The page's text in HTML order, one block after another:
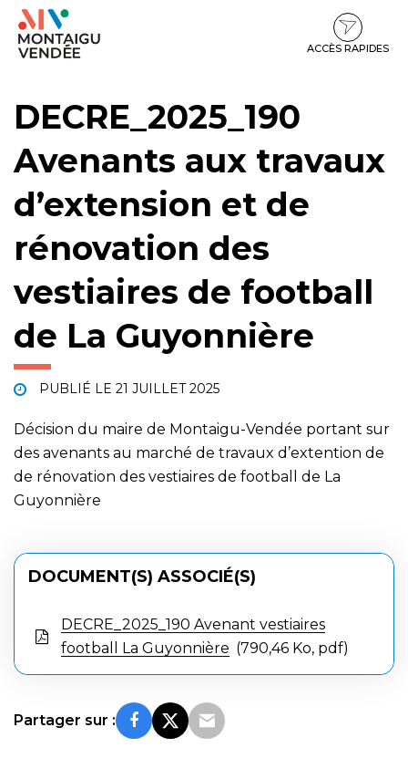
Gestion des traceurs
Aller
Aller
contenu
Aller
pied
ACCÈS RAPIDES
DECRE_2025_190
Avenants aux travaux
d’extension et de
rénovation des
vestiaires de football
de La Guyonnière
PUBLIÉ LE 21 JUILLET 2025
Décision du maire de Montaigu-Vendée portant sur
des avenants au marché de travaux d’extention de
de rénovation des vestiaires de football de La
Guyonnière
DOCUMENT(S) ASSOCIÉ(S)
DECRE_2025_190 Avenant vestiaires
football La Guyonnière
790,46 Ko, pdf
Partager sur :